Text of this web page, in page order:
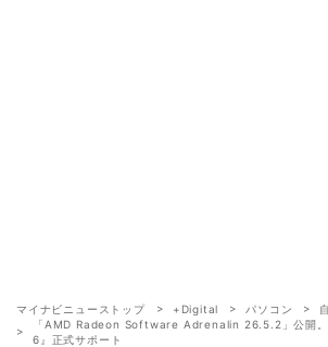
マイナビニューストップ +Digital パソコン
「AMD Radeon Software Adrenalin 26.5.2」公開
6』正式サポート